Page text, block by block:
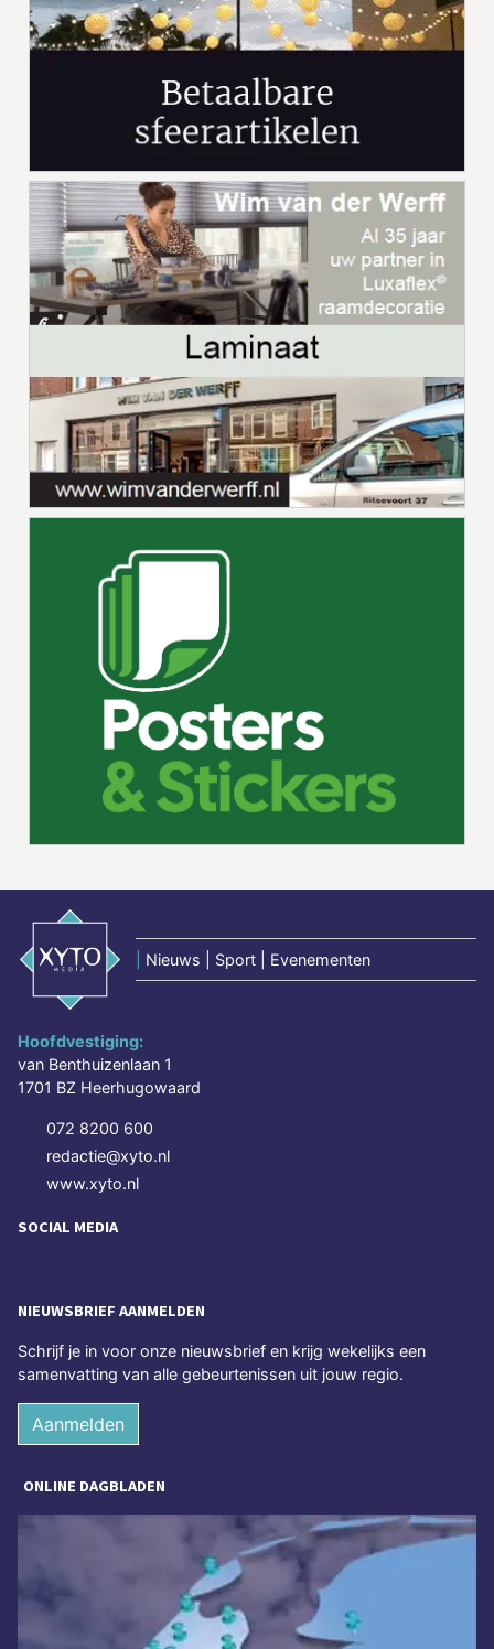
Nieuws | Sport | Evenementen
Hoofdvestiging:
van Benthuizenlaan 1
1701 BZ Heerhugowaard
072 8200 600
redactie@xyto.nl
www.xyto.nl
SOCIAL MEDIA
NIEUWSBRIEF AANMELDEN
Schrijf je in voor onze nieuwsbrief en krijg wekelijks een
samenvatting van alle gebeurtenissen uit jouw regio.
Aanmelden
ONLINE DAGBLADEN